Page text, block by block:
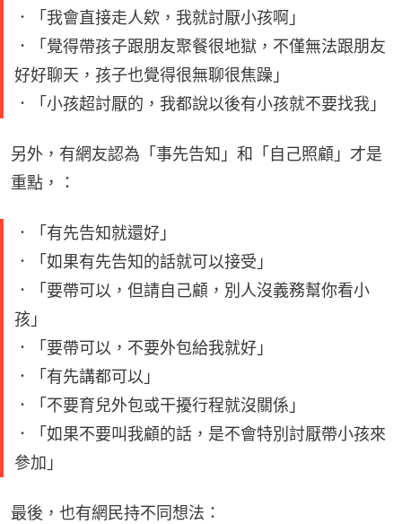
．「我會直接走人欸，我就討厭小孩啊」
．「覺得帶孩子跟朋友聚餐很地獄，不僅無法跟朋友
好好聊天，孩子也覺得很無聊很焦躁」
．「小孩超討厭的，我都說以後有小孩就不要找我」
另外，有網友認為「事先告知」和「自己照顧」才是
重點，：
．「有先告知就還好」
．「如果有先告知的話就可以接受」
．「要帶可以，但請自己顧，別人沒義務幫你看小
孩」
．「要帶可以，不要外包給我就好」
．「有先講都可以」
．「不要育兒外包或干擾行程就沒關係」
．「如果不要叫我顧的話，是不會特別討厭帶小孩來
參加」
最後，也有網民持不同想法：